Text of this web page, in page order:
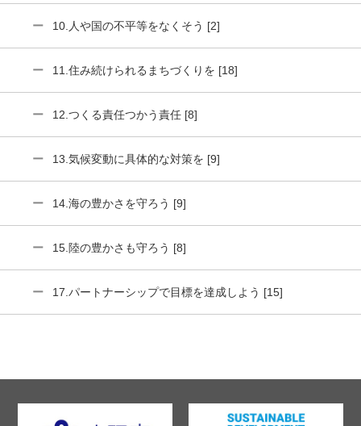
10.人や国の不平等をなくそう [2]
11.住み続けられるまちづくりを [18]
12.つくる責任つかう責任 [8]
13.気候変動に具体的な対策を [9]
14.海の豊かさを守ろう [9]
15.陸の豊かさも守ろう [8]
17.パートナーシップで目標を達成しよう [15]